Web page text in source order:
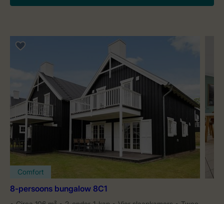
Comfort
8-persoons bungalow 8C1